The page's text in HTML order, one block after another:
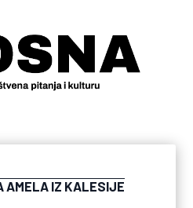
AMELA IZ KALESIJE